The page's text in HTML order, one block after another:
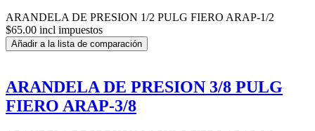
ARANDELA DE PRESION 1/2 PULG FIERO ARAP-1/2
$65.00 incl impuestos
Añadir a la lista de comparación
ARANDELA DE PRESION 3/8 PULG
FIERO ARAP-3/8